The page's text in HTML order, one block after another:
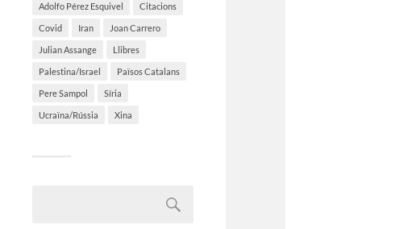
Adolfo Pérez Esquivel Citacions
Covid Iran Joan Carrero
Julian Assange Llibres
Palestina/Israel Països Catalans
Pere Sampol Síria
Ucraïna/Rússia Xina